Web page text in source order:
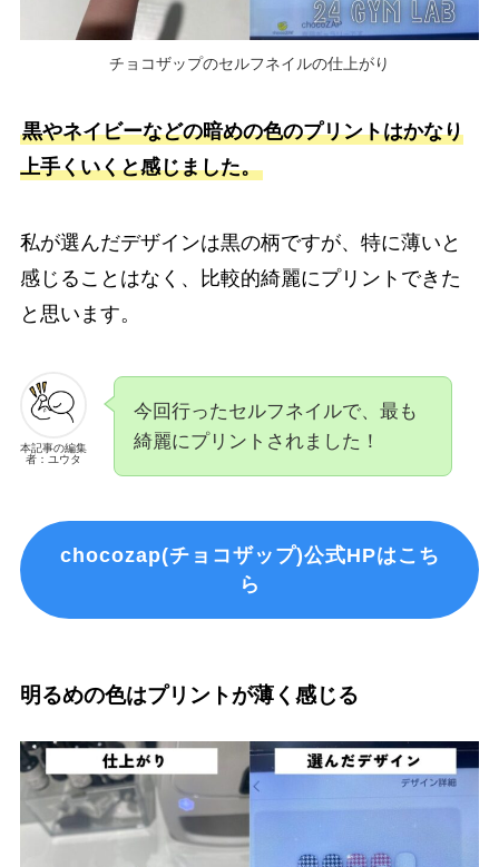
チョコザップのセルフネイルの仕上がり
黒やネイビーなどの暗めの色のプリントはかなり
上手くいくと感じました。
私が選んだデザインは黒の柄ですが、特に薄いと
感じることはなく、比較的綺麗にプリントできた
と思います。
本記事の編集
者：ユウタ
今回行ったセルフネイルで、最も
綺麗にプリントされました！
chocozap(チョコザップ)公式HPはこち
ら
明るめの色はプリントが薄く感じる